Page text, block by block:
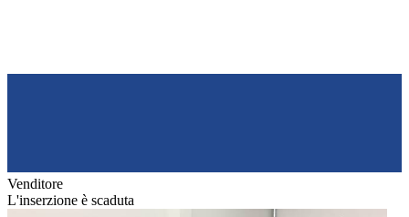
Venditore
L'inserzione è scaduta